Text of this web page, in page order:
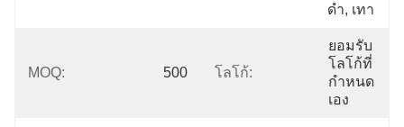
ดำ, เทา
MOQ: 500 โลโก้:
ยอมรับ
โลโก้ที่
กำหนด
เอง